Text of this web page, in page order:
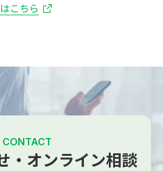
こちら
CONTACT
・オンライン相談